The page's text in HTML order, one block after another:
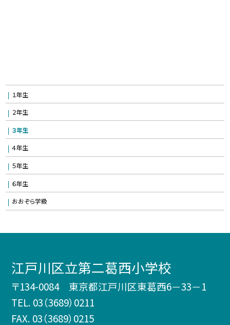
１年生
２年生
３年生
４年生
５年生
６年生
おおぞら学級
江戸川区立第二葛西小学校
〒134-0084 東京都江戸川区東葛西6－33－1
TEL. 03（3689）0211
FAX. 03（3689）0215